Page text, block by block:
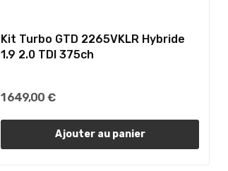
Kit Turbo GTD 2265VKLR Hybride
1.9 2.0 TDI 375ch
1 649,00 €
Ajouter au panier